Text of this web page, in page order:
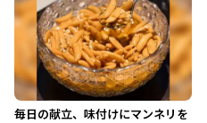
毎日の献立、味付けにマンネリを